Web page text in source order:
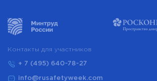
Контакты для участников
+ 7 (495) 640-78-27
info@rusafetyweek.com